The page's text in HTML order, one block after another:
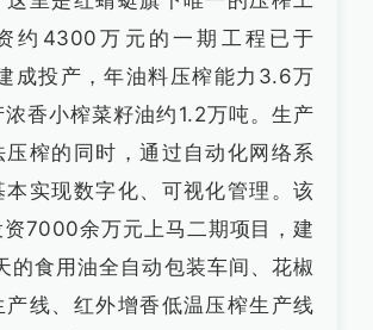
约4300万元的一期工程已于
成投产，年油料压榨能力3.6万
香小榨菜籽油约1.2万吨。生产
压榨的同时，通过自动化网络系
本实现数字化、可视化管理。该
7000余万元上马二期项目，建
食用油全自动包装车间、花椒
产线、红外增香低温压榨生产线